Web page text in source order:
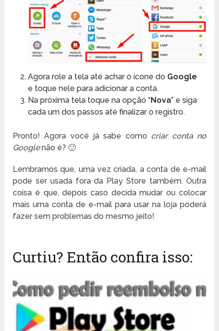
Agora role a tela até achar o ícone do Google
e toque nele para adicionar a conta.
Na próxima tela toque na opção “Nova” e siga
cada um dos passos até finalizar o registro.
Pronto! Agora você já sabe como criar conta no
Googlenão é? 🙂
Lembramos que, uma vez criada, a conta de e-mail
pode ser usada fora da Play Store também. Outra
coisa é que, depois caso decida mudar ou colocar
mais uma conta de e-mail para usar na loja poderá
fazer sem problemas do mesmo jeito!
Curtiu? Então confira isso: